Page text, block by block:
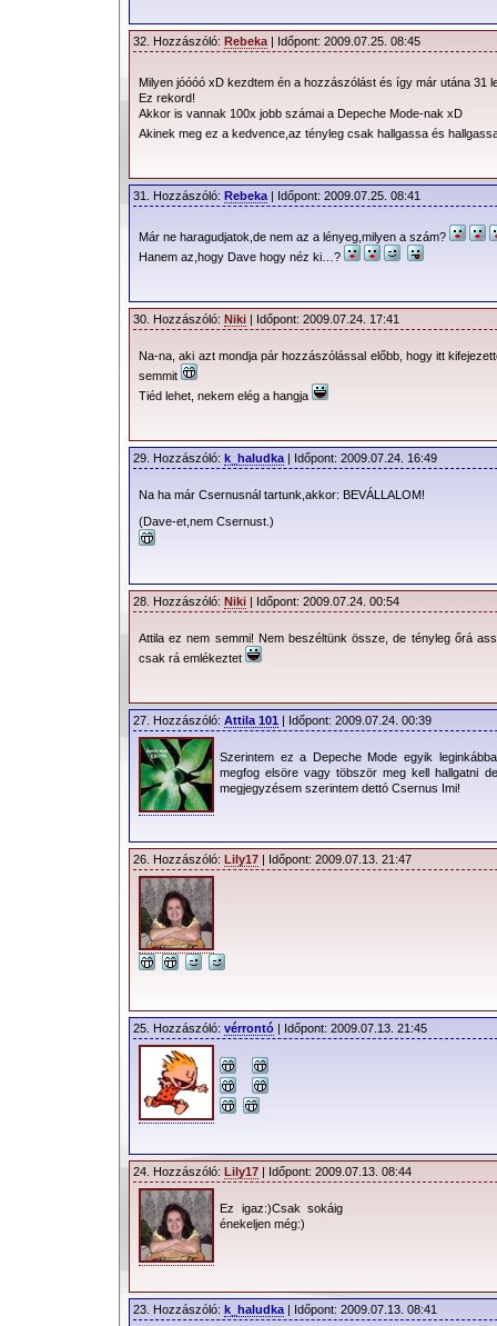
32. Hozzászóló: Rebeka | Időpont: 2009.07.25. 08:45
Milyen jóóóó xD kezdtem én a hozzászólást és így már utána 31
Ez rekord!
Akkor is vannak 100x jobb számai a Depeche Mode-nak xD
Akinek meg ez a kedvence,az tényleg csak hallgassa és
31. Hozzászóló: Rebeka | Időpont: 2009.07.25. 08:41
Már ne haragudjatok,de nem az a lényeg,milyen a szám?
Hanem az,hogy Dave hogy néz ki…?
30. Hozzászóló: Niki | Időpont: 2009.07.24. 17:41
Na-na, aki azt mondja pár hozzászólással előbb, hogy itt
semmit
Tiéd lehet, nekem elég a hangja
29. Hozzászóló: k_haludka | Időpont: 2009.07.24. 16:49
Na ha már Csernusnál tartunk,akkor: BEVÁLLALOM!
(Dave-et,nem Csernust.)
28. Hozzászóló: Niki | Időpont: 2009.07.24. 00:54
Attila ez nem semmi! Nem beszéltünk össze, de tényleg őrá
csak rá emlékeztet
27. Hozzászóló: Attila 101 | Időpont: 2009.07.24. 00:39
Szerintem ez a Depeche Mode egyik
megfog elsöre vagy töbször meg kell hallgatni
megjegyzésem szerintem dettó Csernus Imi!
26. Hozzászóló: Lily17 | Időpont: 2009.07.13. 21:47
25. Hozzászóló: vérrontó | Időpont: 2009.07.13. 21:45
24. Hozzászóló: Lily17 | Időpont: 2009.07.13. 08:44
Ez igaz:)Csak sokáig
énekeljen még:)
23. Hozzászóló: k_haludka | Időpont: 2009.07.13. 08:41